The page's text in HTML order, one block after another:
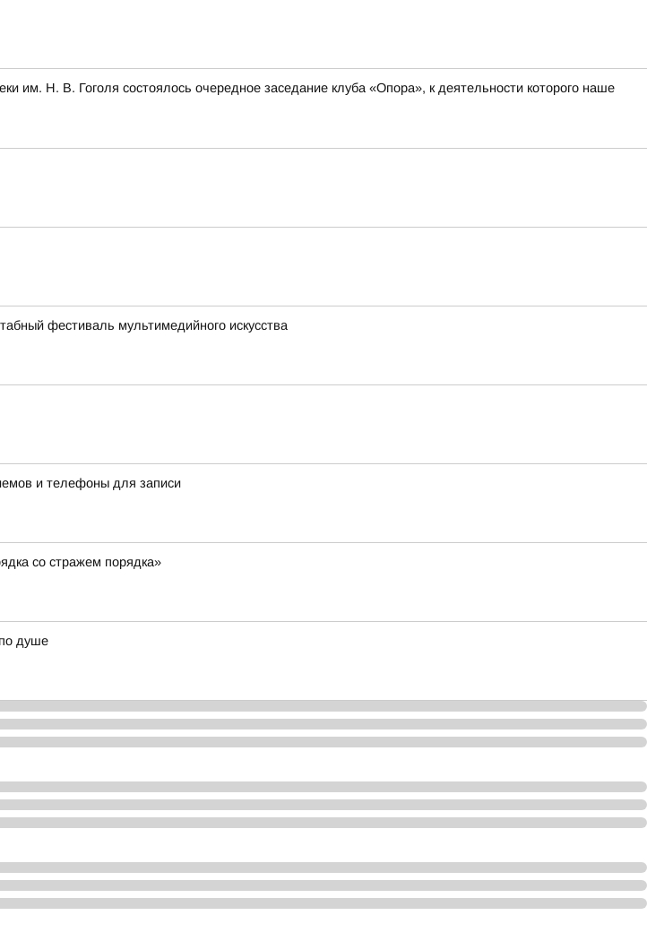
им. Н. В. Гоголя состоялось очередное заседание клуба «Опора», к деятельности которого наше
фестиваль мультимедийного искусства
и телефоны для записи
со стражем порядка»
душе